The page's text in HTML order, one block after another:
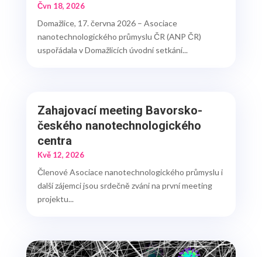
Čvn 18, 2026
Domažlice, 17. června 2026 – Asociace
nanotechnologického průmyslu ČR (ANP ČR)
uspořádala v Domažlicích úvodní setkání...
Zahajovací meeting Bavorsko-
českého nanotechnologického
centra
Kvě 12, 2026
Členové Asociace nanotechnologického průmyslu i
další zájemci jsou srdečně zváni na první meeting
projektu...